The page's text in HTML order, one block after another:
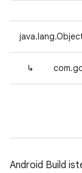
↳
Android Build